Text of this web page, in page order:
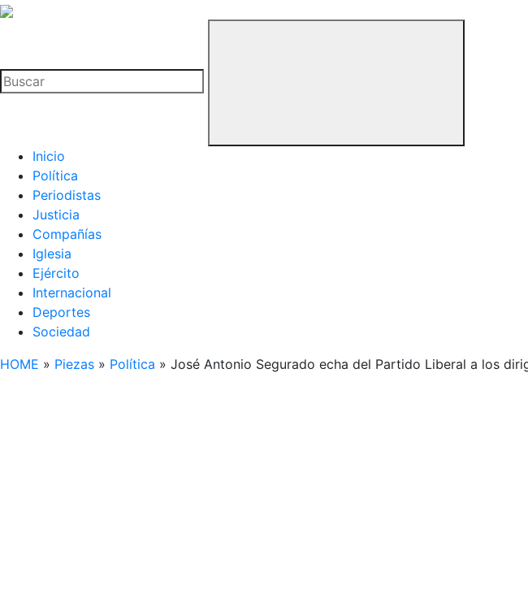
La
Buitre
Inicio
Política
Periodistas
Justicia
Compañías
Iglesia
Ejército
Internacional
Deportes
Sociedad
HOME » Piezas » Política » José Antonio Segurado echa del Partido Liberal a los